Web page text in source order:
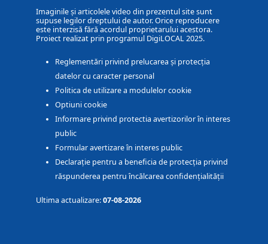
Imaginile și articolele video din prezentul site sunt
supuse legilor dreptului de autor. Orice reproducere
este interzisă fără acordul proprietarului acestora.
Proiect realizat prin programul DigiLOCAL 2025.
Reglementări privind prelucarea și protecția
datelor cu caracter personal
Politica de utilizare a modulelor cookie
Optiuni cookie
Informare privind protectia avertizorilor în interes
public
Formular avertizare în interes public
Declarație pentru a beneficia de protecția privind
răspunderea pentru încălcarea confidențialității
Ultima actualizare:07-08-2026